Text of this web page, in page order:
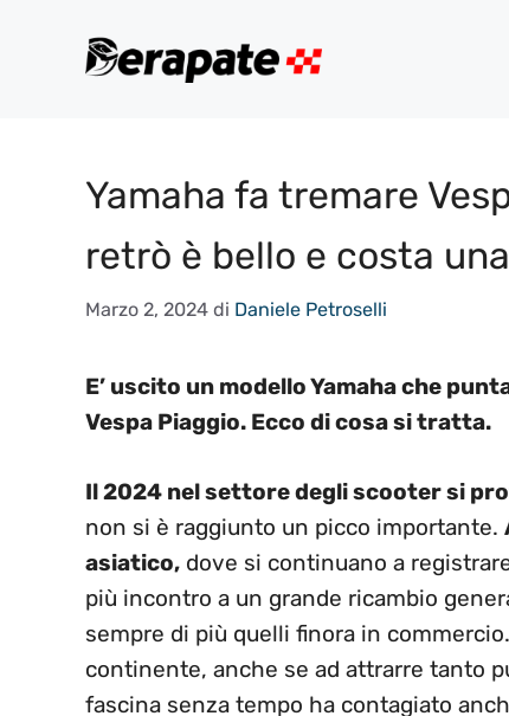
Yamaha fa tremare
retrò è bello e costa
Marzo 2, 2024 di Daniele Petroselli
E’ uscito un modello Yamaha che
Vespa Piaggio. Ecco di cosa si tratta.
Il 2024 nel settore degli scooter si
non si è raggiunto un picco importante.
asiatico, dove si continuano a
più incontro a un grande ricambio
sempre di più quelli finora in
continente, anche se ad attrarre tanto
fascina senza tempo ha contagiato